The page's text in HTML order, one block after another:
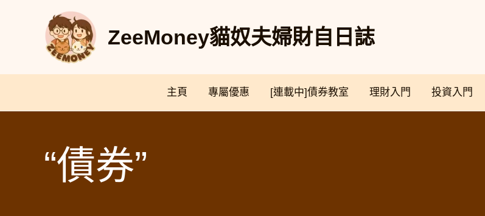
ZeeMoney貓奴夫婦財自日誌
主頁 專屬優惠 [連載中]債券教室 理財入門 投資入門
“債券”